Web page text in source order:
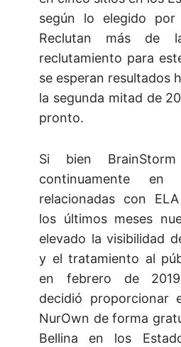
según lo elegido por
Reclutan más de
reclutamiento para
se esperan resultados
la segunda mitad de
pronto.
Si bien
continuamente en
relacionadas con
los últimos meses
elevado la visibilidad
y el tratamiento al
en febrero de
decidió proporcionar
NurOwn de forma
Bellina en los